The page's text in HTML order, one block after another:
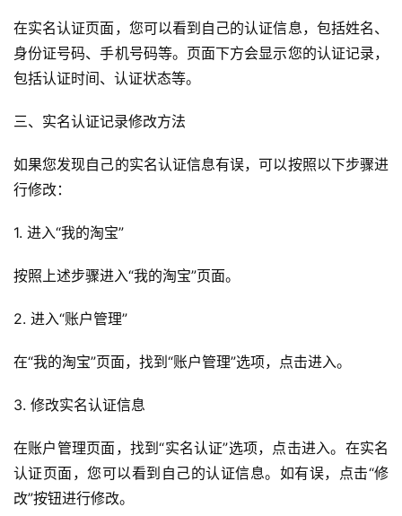
在实名认证页面，您可以看到自己的认证信息，包括姓名、
身份证号码、手机号码等。页面下方会显示您的认证记录，
包括认证时间、认证状态等。
三、实名认证记录修改方法
如果您发现自己的实名认证信息有误，可以按照以下步骤进
行修改：
1. 进入“我的淘宝”
按照上述步骤进入“我的淘宝”页面。
2. 进入“账户管理”
在“我的淘宝”页面，找到“账户管理”选项，点击进入。
3. 修改实名认证信息
在账户管理页面，找到“实名认证”选项，点击进入。在实名
认证页面，您可以看到自己的认证信息。如有误，点击“修
改”按钮进行修改。